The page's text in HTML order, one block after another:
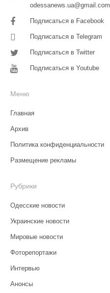
odessanews.ua@gmail.com
Подписаться в Facebook
Подписаться в Telegram
Подписаться в Twitter
Подписаться в Youtube
Меню
Главная
Архив
Политика конфиденциальности
Размещение рекламы
Рубрики
Одесские новости
Украинские новости
Мировые новости
Фоторепортажи
Интервью
Анонсы